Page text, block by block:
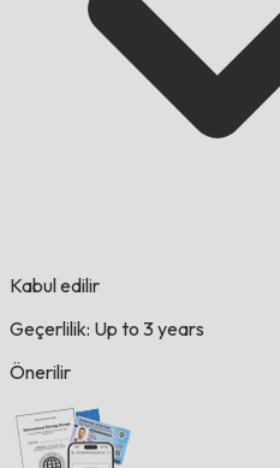
Kabul edilir
Geçerlilik: Up to 3 years
Önerilir